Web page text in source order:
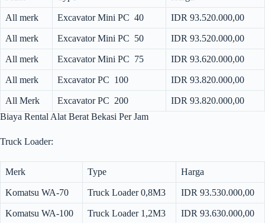
All merk Excavator Mini PC 40 IDR 93.520.000,00
All merk Excavator Mini PC 50 IDR 93.520.000,00
All merk Excavator Mini PC 75 IDR 93.620.000,00
All merk Excavator PC 100 IDR 93.820.000,00
All Merk Excavator PC 200
IDR 93.820.000,00
Biaya Rental Alat Berat Bekasi Per Jam
Truck Loader:
Merk Type Harga
Komatsu WA-70 Truck Loader 0,8M3 IDR 93.530.000,00
Komatsu WA-100 Truck Loader 1,2M3 IDR 93.630.000,00